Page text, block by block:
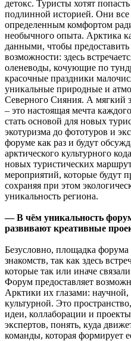
детокс. Туристы хотят
подлинной историей. Они
определенным комфортом
необычного опыта. Арктика
данными, чтобы
возможности: здесь
оленеводы, кочующие по
красочные праздники
уникальные природные и
Северного Сияния. А мягкий
– это настоящая мечта
стать основой для новых
экотуризма до фототуров и
форуме как раз и будут
арктического культурного
новых туристических
мероприятий, которые будут
сохраняя при этом
уникальность региона.
— В чём уникальность
развивают креативные
Безусловно, площадка
знакомств, так как здесь
которые так или иначе
Форум предоставляет
Арктики их глазами:
культурной. Это
идеи, коллаборации и
экспертов, понять, куда
команды, которая формирует